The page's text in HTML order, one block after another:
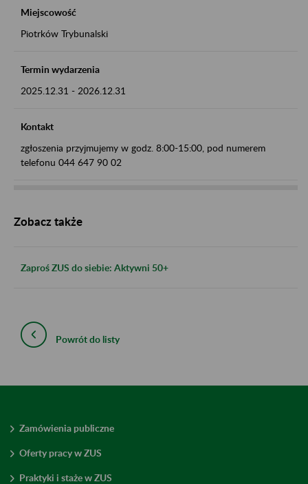
Miejscowość
Piotrków Trybunalski
Termin wydarzenia
2025.12.31 - 2026.12.31
Kontakt
zgłoszenia przyjmujemy w godz. 8:00-15:00, pod numerem
telefonu 044 647 90 02
Zobacz także
Zaproś ZUS do siebie: Aktywni 50+
Powrót do listy
Zamówienia publiczne
Oferty pracy w ZUS
Praktyki i staże w ZUS